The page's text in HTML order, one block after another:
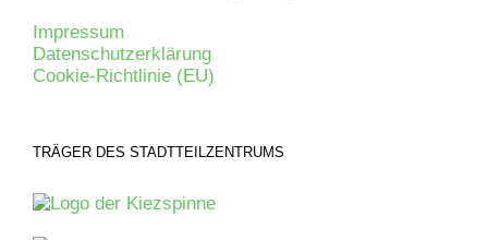
Impressum
Datenschutzerklärung
Cookie-Richtlinie (EU)
TRÄGER DES STADTTEILZENTRUMS